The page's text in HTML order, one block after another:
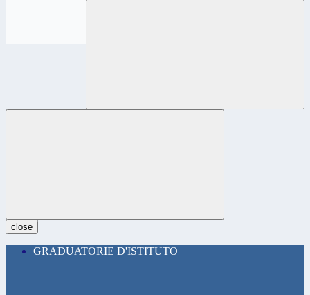
close
GRADUATORIE D'ISTITUTO